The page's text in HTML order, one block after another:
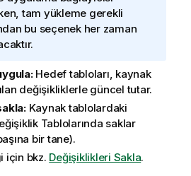
tam yükleme gerekli
bu seçenek her zaman
Hedef tabloları, kaynak
değişikliklerle güncel tutar.
Kaynak tablolardaki
Tablolarında saklar
bir tane).
için bkz. Değişiklikleri Sakla.